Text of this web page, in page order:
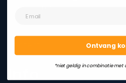
Ontvang
*niet geldig in combinatie met